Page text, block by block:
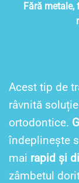
Fără
Acest tip de
râvnită
ortodontice.
îndeplinește
mai rapid și
zâmbetul